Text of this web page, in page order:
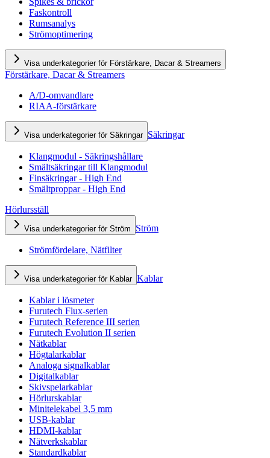
Faskontroll
Rumsanalys
Strömoptimering
Visa underkategorier för Förstärkare, Dacar & Streamers
Förstärkare, Dacar & Streamers
A/D-omvandlare
RIAA-förstärkare
Visa underkategorier för Säkringar Säkringar
Klangmodul - Säkringshållare
Smältsäkringar till Klangmodul
Finsäkringar - High End
Smältproppar - High End
Hörlursställ
Visa underkategorier för Ström Ström
Strömfördelare, Nätfilter
Visa underkategorier för Kablar Kablar
Kablar i lösmeter
Furutech Flux-serien
Furutech Reference III serien
Furutech Evolution II serien
Nätkablar
Högtalarkablar
Analoga signalkablar
Digitalkablar
Skivspelarkablar
Hörlurskablar
Minitelekabel 3,5 mm
USB-kablar
HDMI-kablar
Nätverkskablar
Standardkablar